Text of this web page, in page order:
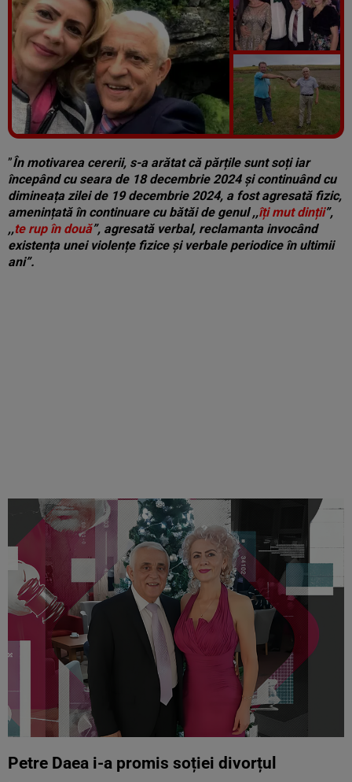
Vezi galeria foto
5 poze
”În motivarea cererii, s-a arătat că părțile sunt soți iar
începând cu seara de 18 decembrie 2024 și continuând cu
dimineața zilei de 19 decembrie 2024, a fost agresată fizic,
amenințată în continuare cu bătăi de genul ,,îți mut dinții”,
,,te rup în două”, agresată verbal, reclamanta invocând
existența unei violențe fizice și verbale periodice în ultimii
ani”.
Petre Daea i-a promis soției divorțul